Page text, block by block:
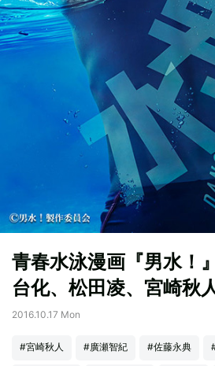
青春水泳漫画『男水！
台化、松田凌、宮崎秋
2016.10.17 Mon
#宮崎秋人 #廣瀬智紀 #佐藤永典